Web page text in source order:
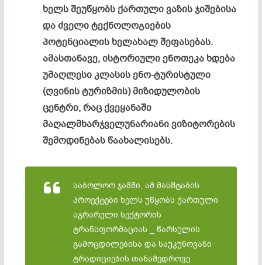
ხელს შეუწყობს ქართული ვაზის ჯიშებისა
და ძველი ტექნოლოგიების
პოტენციალის ხელახალ შეფასებას.
ამასთანავე, ისტორიული ენოთეკა ხდება
უმაღლესი კლასის ენო-ტურისტული
(ღვინის ტურიზმის) მიზიდულობის
ცენტრი, რაც ქვეყანაში
მაღალმხარჯველუნარიანი ვიზიტორების
შემოდინებას წაახალისებს.
საბოლოო ჯამში, ამ მასშტაბის
პროექტები ხელს უწყობს ქართული
აგრარული სექტორის
ტრანსფორმაციას _ წარსულის
გამოცდილებისა და საუკუნოვანი
ტრადიციების თანამედროვე